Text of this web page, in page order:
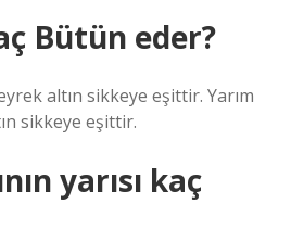
Bütün eder?
altın sikkeye eşittir. Yarım
sikkeye eşittir.
yarısı kaç